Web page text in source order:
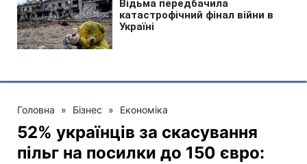
Головна » Бізнес » Економіка
52% українців за скасування
пільг на посилки до 150 євро: